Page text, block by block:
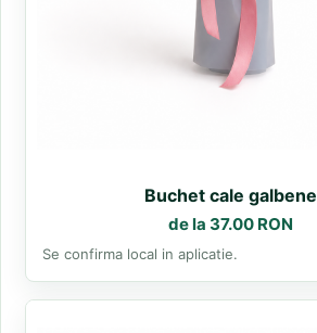
Buchet cale galbene
de la 37.00 RON
Se confirma local in aplicatie.